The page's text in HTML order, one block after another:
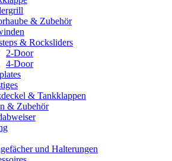
& Zubehör
& Rocksliders
2-Door
4-Door
& Tankklappen
& Zubehör
und Halterungen